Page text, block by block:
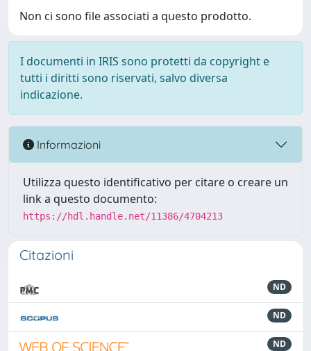
Non ci sono file associati a questo prodotto.
I documenti in IRIS sono protetti da copyright e
tutti i diritti sono riservati, salvo diversa
indicazione.
Informazioni
Utilizza questo identificativo per citare o creare un
link a questo documento:
https://hdl.handle.net/11386/4704213
Citazioni
ND
ND
ND